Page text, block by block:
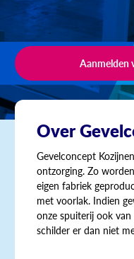
Aanmelden
Over
Gevelconcept
ontzorging. Zo
eigen fabriek
met voorlak. Indien
onze spuiterij ook
schilder er dan niet